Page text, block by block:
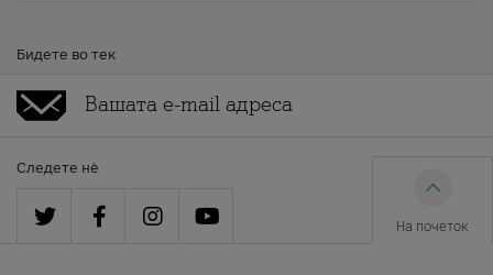
Бидете во тек
Следете нè
На почеток